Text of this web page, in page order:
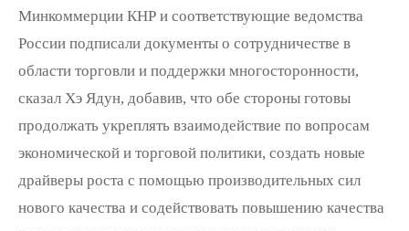
Минкоммерции КНР и соответствующие ведомства
России подписали документы о сотрудничестве в
области торговли и поддержки многосторонности,
сказал Хэ Ядун, добавив, что обе стороны готовы
продолжать укреплять взаимодействие по вопросам
экономической и торговой политики, создать новые
драйверы роста с помощью производительных сил
нового качества и содействовать повышению качества